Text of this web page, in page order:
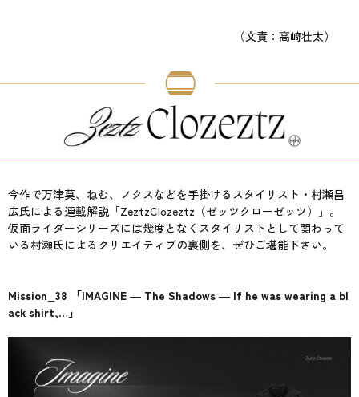
（文責：高崎壮太）
今作で万津莫、ねむ、ノクスなどを手掛けるスタイリスト・村瀬昌
広氏による連載解説「ZeztzClozeztz（ゼッツクローゼッツ）」。
仮面ライダーシリーズには幾度となくスタイリストとして関わって
いる村瀬氏によるクリエイティブの裏側を、ぜひご堪能下さい。
Mission_38 「IMAGINE ― The Shadows ― If he was wearing a bl
ack shirt,…」